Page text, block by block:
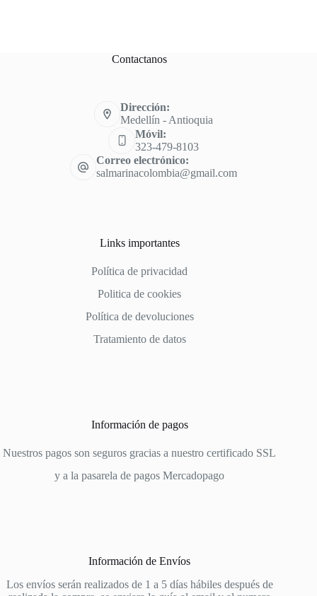
Contactanos
Dirección:
Medellín - Antioquia
Móvil:
323-479-8103
Correo electrónico:
salmarinacolombia@gmail.com
Links importantes
Política de privacidad
Politica de cookies
Política de devoluciones
Tratamiento de datos
Información de pagos
Nuestros pagos son seguros gracias a nuestro certificado SSL
y a la pasarela de pagosMercadopago
Información de Envíos
Los envíos serán realizados de 1 a 5 días hábiles después de